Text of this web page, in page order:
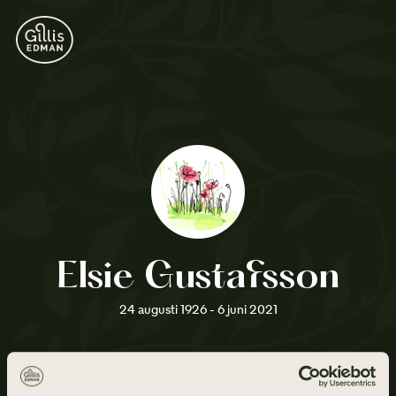
Elsie Gustafsson
24 augusti 1926 - 6 juni 2021